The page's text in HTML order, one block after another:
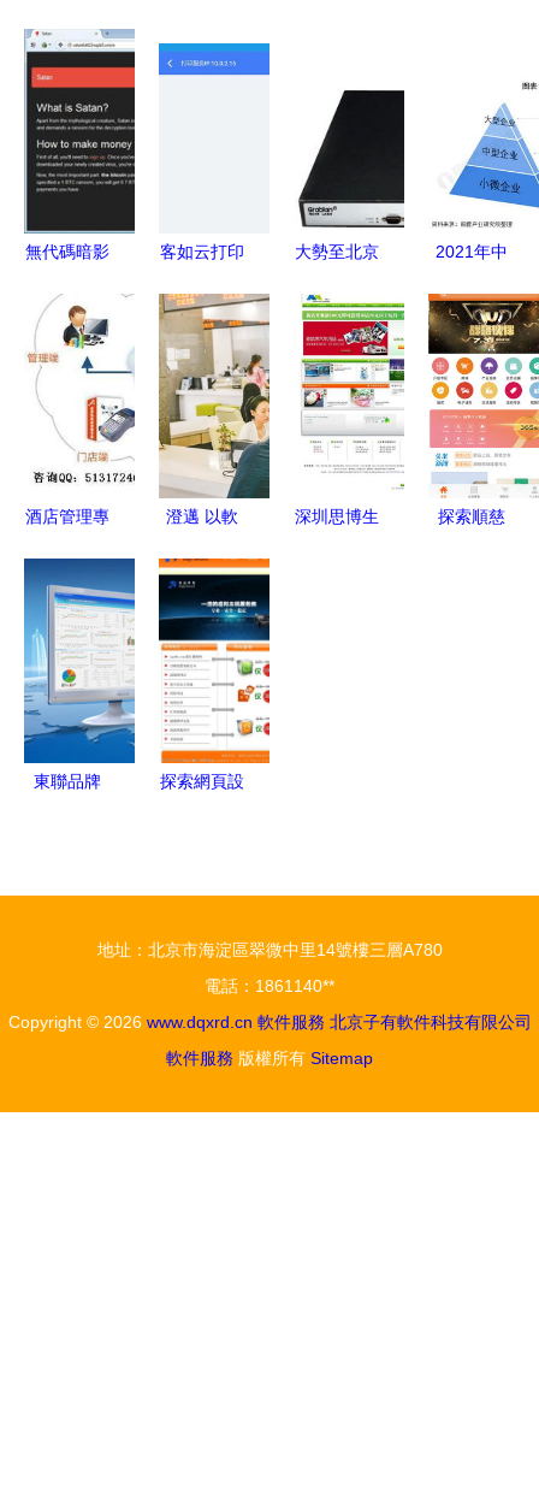
無代碼暗影
服務如何顛
覆網絡犯罪
客如云打印
v5.36.0安
卓版下載指
南
大勢至北京
域網網絡管
理產品與企
業辦公室電
腦監控軟件
全面解析
2021年中
業經營策略
演變分析
客戶成功理
念引領產品
突圍
酒店管理專
北京泰能軟
件如何構
建“學-產-
供”閉環生
態
澄邁 以軟
翼，助推政
務服務與營
商環境雙提
升
深圳思博生
探索順慈
東聯品牌
探索網頁設
地址：北京市海淀區翠微中里14號樓三層A780
電話：1861140**
Copyright © 2026 www.dqxrd.cn 軟件服務 北京子有軟件科技有限公司
軟件服務 版權所有 Sitemap